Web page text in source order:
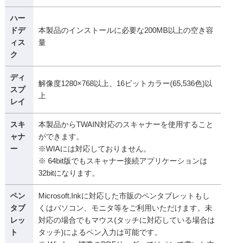
ハー
ドデ
ィス
ク
本製品のインストールに必要な200MB以上の空き容
量
ディ
スプ
レイ
解像度1280×768以上、16ビットカラー(65,536色)以
上
スキ
ャナ
ー
本製品からTWAIN対応のスキャナーを使用すること
ができます。
※WIAには対応しておりません。
※ 64bit版でもスキャナー接続アプリケーションは
32bitになります。
ペン
タブ
レッ
ト
Microsoft.Inkに対応した市販のペンタブレットもし
くはパソコン、モニタ等をご利用いただけます。未
対応の場合でもマウス(タッチに対応している場合は
タッチ)によるペン入力は可能です。